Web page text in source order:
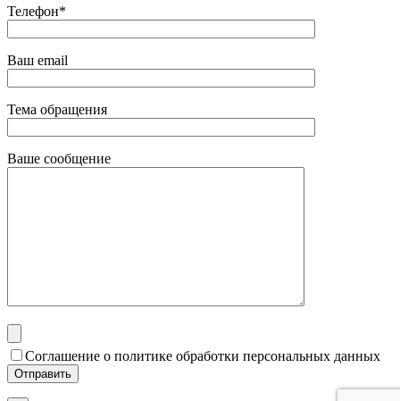
Телефон*
Ваш email
Тема обращения
Ваше сообщение
Соглашение о политике обработки персональных данных